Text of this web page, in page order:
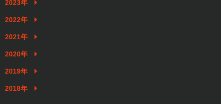
2023年
2022年
2021年
2020年
2019年
2018年